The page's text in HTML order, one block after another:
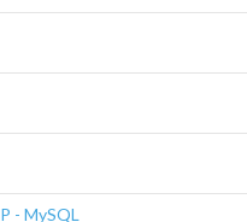
- MySQL